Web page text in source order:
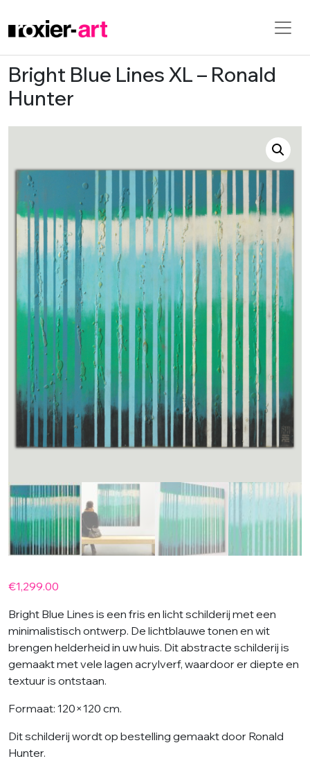
Skip to main content
Bright Blue Lines XL – Ronald
Hunter
€1,299.00
Bright Blue Lines is een fris en licht schilderij met een
minimalistisch ontwerp. De lichtblauwe tonen en wit
brengen helderheid in uw huis. Dit abstracte schilderij is
gemaakt met vele lagen acrylverf, waardoor er diepte en
textuur is ontstaan.
Formaat: 120×120 cm.
Dit schilderij wordt op bestelling gemaakt door Ronald
Hunter.